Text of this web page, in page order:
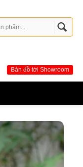
Bản đồ tới Showroom